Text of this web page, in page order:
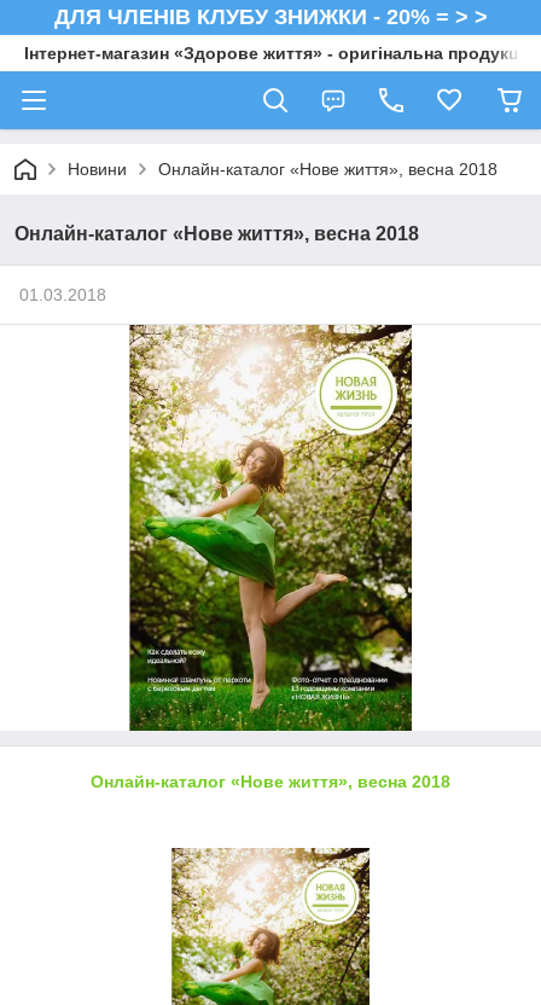
ДЛЯ ЧЛЕНІВ КЛУБУ ЗНИЖКИ - 20% = > >
Інтернет-магазин «Здорове життя» - оригінальна продукція
Новини Онлайн-каталог «Нове життя», весна 2018
Онлайн-каталог «Нове життя», весна 2018
01.03.2018
Онлайн-каталог «Нове життя», весна 2018